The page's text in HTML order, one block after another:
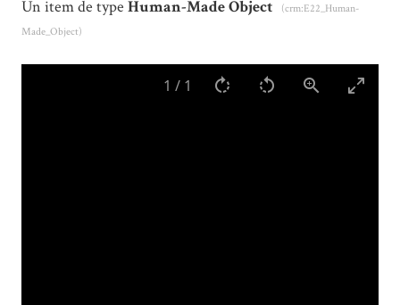
Un item de type Human-Made Object
(crm:E22_Human-
Made_Object)
1 / 1